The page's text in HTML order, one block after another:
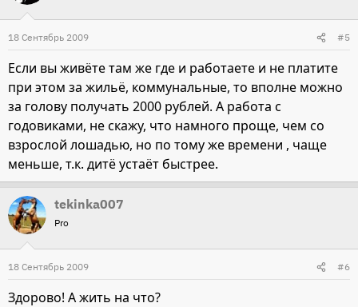
18 Сентябрь 2009 #5
Если вы живёте там же где и работаете и не платите
при этом за жильё, коммунальные, то вполне можно
за голову получать 2000 рублей. А работа с
годовиками, не скажу, что намного проще, чем со
взрослой лошадью, но по тому же времени , чаще
меньше, т.к. дитё устаёт быстрее.
tekinka007
Pro
18 Сентябрь 2009 #6
Здорово! А жить на что?